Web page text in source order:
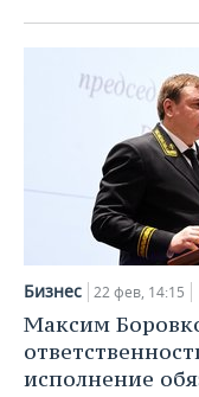
Бизнес 22 фев, 14:15
Максим
исполнение